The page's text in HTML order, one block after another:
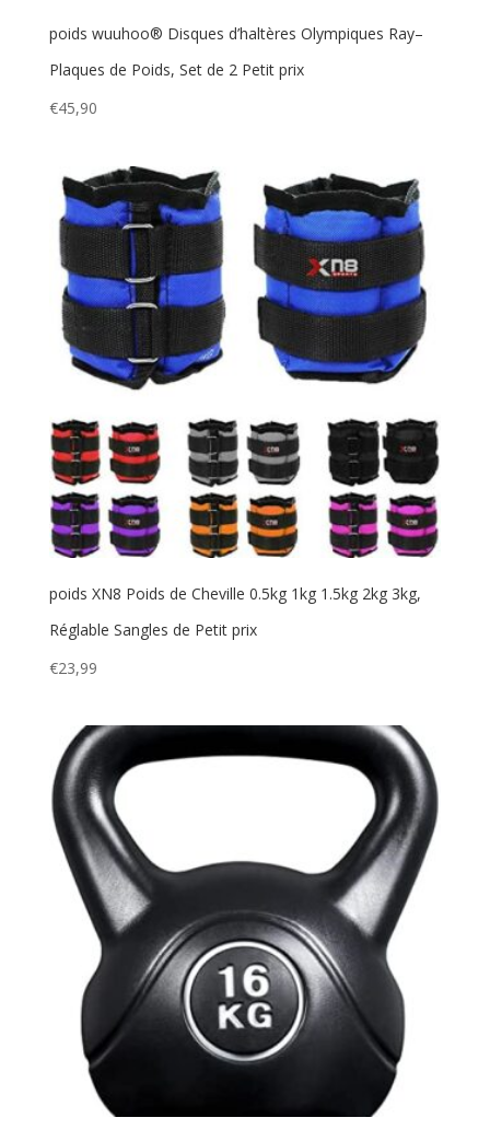
poids wuuhoo® Disques d’haltères Olympiques Ray–
Plaques de Poids, Set de 2 Petit prix
€45,90
poids XN8 Poids de Cheville 0.5kg 1kg 1.5kg 2kg 3kg,
Réglable Sangles de Petit prix
€23,99